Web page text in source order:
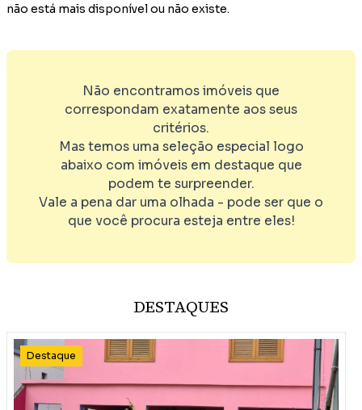
não está mais disponível ou não existe.
Não encontramos imóveis que
correspondam exatamente aos seus
critérios.
Mas temos uma seleção especial logo
abaixo com imóveis em destaque que
podem te surpreender.
Vale a pena dar uma olhada - pode ser que o
que você procura esteja entre eles!
DESTAQUES
Destaque